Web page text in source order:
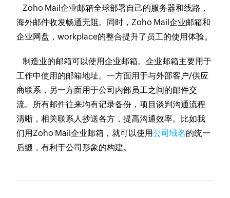
Zoho Mail企业邮箱全球部署自己的服务器和线路，
海外邮件收发畅通无阻。同时，Zoho Mail企业邮箱和
企业网盘，workplace的整合提升了员工的使用体验。
制造业的邮箱可以使用企业邮箱。企业邮箱主要用于
工作中使用的邮箱地址。一方面用于与外部客户/供应
商联系，另一方面用于公司内部员工之间的邮件交
流。所有邮件往来均有记录备份，项目谈判沟通流程
清晰，相关联系人抄送各方，提高沟通效率。比如我
们用Zoho Mail企业邮箱，就可以使用公司域名的统一
后缀，有利于公司形象的构建。